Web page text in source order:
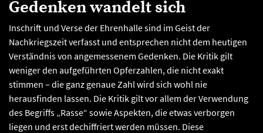
Gedenken wandelt sich
Inschrift und Verse der Ehrenhalle sind im Geist der
Nachkriegszeit verfasst und entsprechen nicht dem heutigen
Verständnis von angemessenem Gedenken. Die Kritik gilt
weniger den aufgeführten Opferzahlen, die nicht exakt
stimmen – die ganz genaue Zahl wird sich wohl nie
herausfinden lassen. Die Kritik gilt vor allem der Verwendung
des Begriffs „Rasse“ sowie Aspekten, die etwas verborgen
liegen und erst dechiffriert werden müssen. Diese